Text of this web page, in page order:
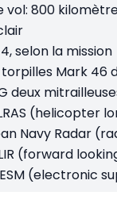
vol: 800
selon la mission
Mark 46
deux
(helicopter
Navy Radar
(forward
(electronic